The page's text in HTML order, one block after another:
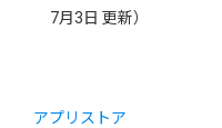
7月3日 更新）
アプリストア